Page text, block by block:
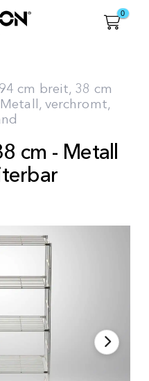
0
cm breit, 38 cm
verchromt,
cm - Metall